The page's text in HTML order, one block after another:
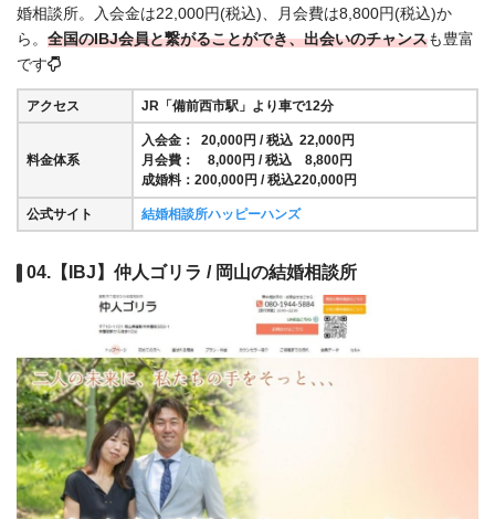
婚相談所。入会金は22,000円(税込)、月会費は8,800円(税込)か
ら。 全国のIBJ会員と繋がることができ、出会いのチャンスも豊富
です
アクセス JR「備前西市駅」より車で12分
料金体系
入会金： 20,000円 / 税込 22,000円
月会費： 8,000円 / 税込 8,800円
成婚料：200,000円 / 税込220,000円
公式サイト 結婚相談所ハッピーハンズ
04.【IBJ】仲人ゴリラ / 岡山の結婚相談所